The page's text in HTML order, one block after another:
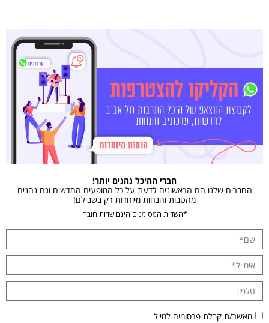
חברי ההיכל נהנים יותר!
החברים שלנו הם הראשונים לדעת על כל המופעים החדשים וגם נהנים
מהטבות והנחות מיוחדות רק בשבילם!
*השדות המסומנים הינם שדות חובה
מאשר/ת קבלת פרסומים למייל